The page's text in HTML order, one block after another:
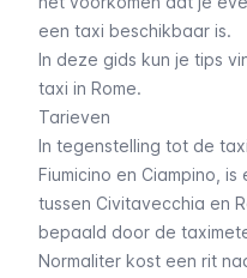
een taxi beschikbaar is.
In deze gids kun je tips
taxi in Rome.
Tarieven
In tegenstelling tot de
Fiumicino en Ciampino ,
tussen Civitavecchia en
bepaald door de
Normaliter kost een rit